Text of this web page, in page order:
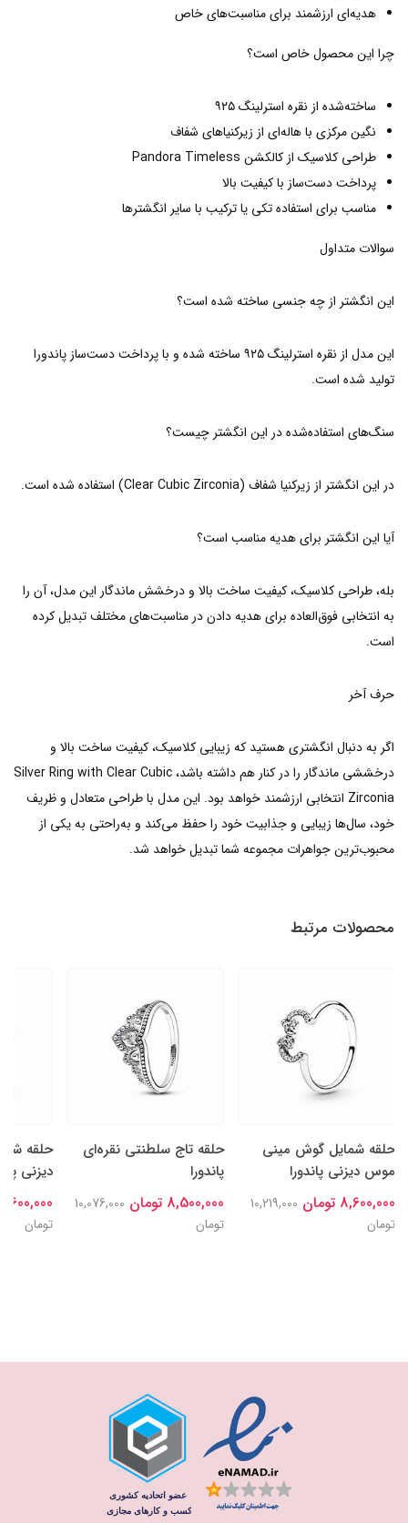
هدیه‌ای ارزشمند برای مناسبت‌های خاص
چرا این محصول خاص است؟
ساخته‌شده از نقره استرلینگ ۹۲۵
نگین مرکزی با هاله‌ای از زیرکنیاهای شفاف
طراحی کلاسیک از کالکشن Pandora Timeless
پرداخت دست‌ساز با کیفیت بالا
مناسب برای استفاده تکی یا ترکیب با سایر انگشترها
سوالات متداول
این انگشتر از چه جنسی ساخته شده است؟
این مدل از نقره استرلینگ ۹۲۵ ساخته شده و با پرداخت دست‌ساز پاندورا
تولید شده است.
سنگ‌های استفاده‌شده در این انگشتر چیست؟
در این انگشتر از زیرکنیا شفاف (Clear Cubic Zirconia) استفاده شده است.
آیا این انگشتر برای هدیه مناسب است؟
بله، طراحی کلاسیک، کیفیت ساخت بالا و درخشش ماندگار این مدل، آن را
به انتخابی فوق‌العاده برای هدیه دادن در مناسبت‌های مختلف تبدیل کرده
است.
حرف آخر
اگر به دنبال انگشتری هستید که زیبایی کلاسیک، کیفیت ساخت بالا و
درخششی ماندگار را در کنار هم داشته باشد، Silver Ring with Clear Cubic
Zirconia انتخابی ارزشمند خواهد بود. این مدل با طراحی متعادل و ظریف
خود، سال‌ها زیبایی و جذابیت خود را حفظ می‌کند و به‌راحتی به یکی از
محبوب‌ترین جواهرات مجموعه شما تبدیل خواهد شد.
محصولات مرتبط
حلقه شمایل گوش مینی
موس دیزنی پاندورا
8,600,000 تومان
10,219,000
تومان
حلقه تاج سلطنتی نقره‌ای
پاندورا
8,500,000 تومان
10,076,000
تومان
حلقه
دیزنی
8,600,000
تومان